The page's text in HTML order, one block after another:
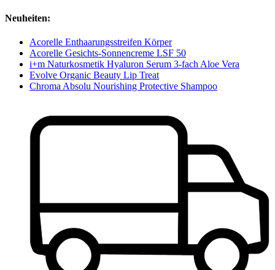
Neuheiten:
Acorelle Enthaarungsstreifen Körper
Acorelle Gesichts-Sonnencreme LSF 50
i+m Naturkosmetik Hyaluron Serum 3-fach Aloe Vera
Evolve Organic Beauty Lip Treat
Chroma Absolu Nourishing Protective Shampoo